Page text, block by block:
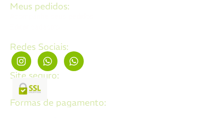
Meus pedidos:
Redes Sociais:
Site seguro:
Formas de pagamento: